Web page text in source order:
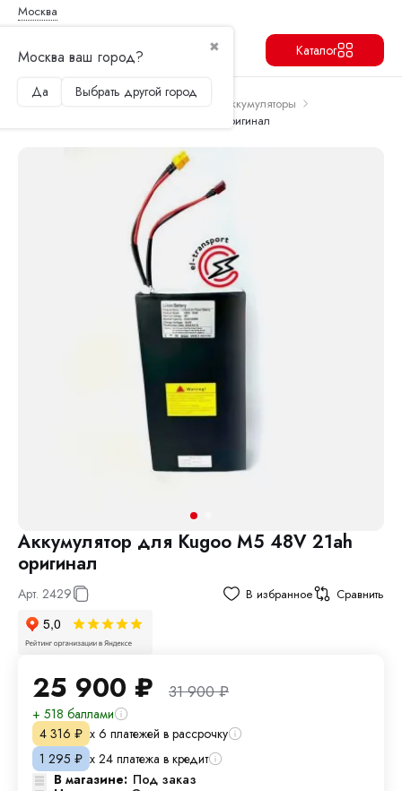
Москва
✖
Москва ваш город?
Да Выбрать другой город
Каталог
Главная Запчасти и аксессуары
Аккумуляторы
Аккумулятор для Kugoo M5 48V 21ah оригинал
Аккумулятор для Kugoo M5 48V 21ah
оригинал
Арт. 2429 В избранное Сравнить
25 900 ₽ 31 900₽
+ 518 баллами
4 316 ₽ х 6 платежей в рассрочку
1 295 ₽ х 24 платежа в кредит
В магазине: Под заказ
Продолжить Перейти в корзину